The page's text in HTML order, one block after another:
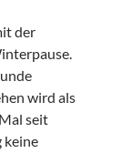
der
wird als
seit
keine